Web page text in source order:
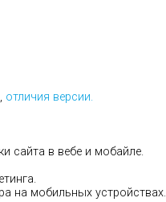
, отличия версии.
сайта в вебе и мобайле.
на мобильных устройствах.